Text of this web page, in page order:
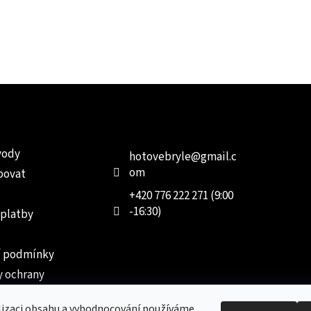
podmínky
ochrany
hotovebryle@gmail.c
om
+420 776 222 271 (9:00
-16:30)